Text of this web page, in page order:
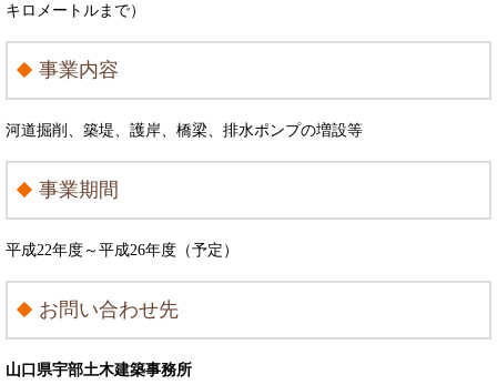
キロメートルまで）
事業内容
河道掘削、築堤、護岸、橋梁、排水ポンプの増設等
事業期間
平成22年度～平成26年度（予定）
お問い合わせ先
山口県宇部土木建築事務所